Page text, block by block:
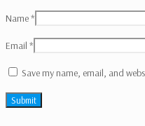
Name*
Email *
Save my name, email, and